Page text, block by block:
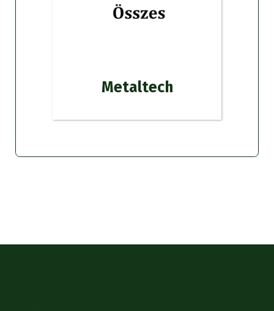
Metaltech